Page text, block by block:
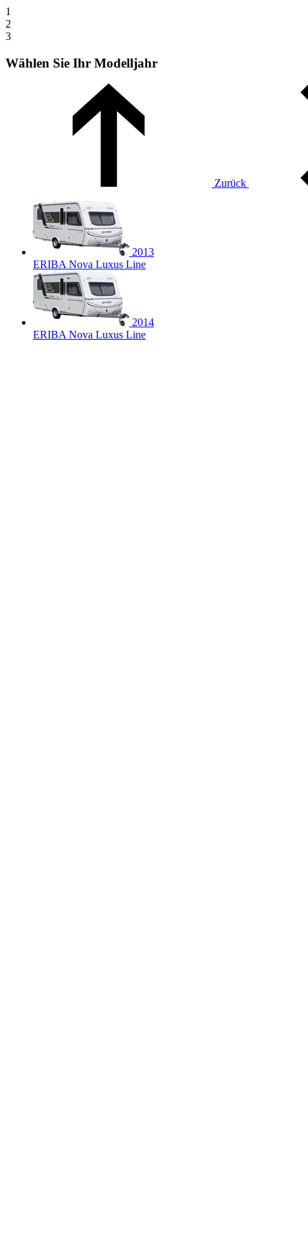
1
2
3
Wählen Sie Ihr Modelljahr
Zurück
2013
ERIBA Nova Luxus Line
2014
ERIBA Nova Luxus Line